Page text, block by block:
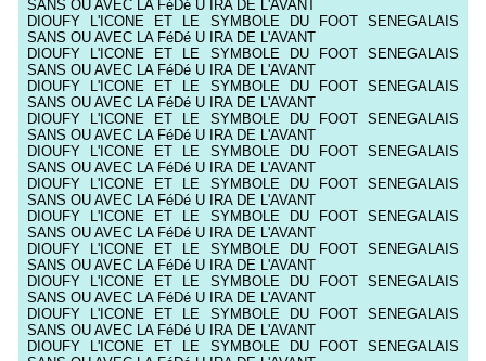
SANS OU AVEC LA FéDé U IRA DE L'AVANT
DIOUFY L'ICONE ET LE SYMBOLE DU FOOT SENEGALAIS
SANS OU AVEC LA FéDé U IRA DE L'AVANT
DIOUFY L'ICONE ET LE SYMBOLE DU FOOT SENEGALAIS
SANS OU AVEC LA FéDé U IRA DE L'AVANT
DIOUFY L'ICONE ET LE SYMBOLE DU FOOT SENEGALAIS
SANS OU AVEC LA FéDé U IRA DE L'AVANT
DIOUFY L'ICONE ET LE SYMBOLE DU FOOT SENEGALAIS
SANS OU AVEC LA FéDé U IRA DE L'AVANT
DIOUFY L'ICONE ET LE SYMBOLE DU FOOT SENEGALAIS
SANS OU AVEC LA FéDé U IRA DE L'AVANT
DIOUFY L'ICONE ET LE SYMBOLE DU FOOT SENEGALAIS
SANS OU AVEC LA FéDé U IRA DE L'AVANT
DIOUFY L'ICONE ET LE SYMBOLE DU FOOT SENEGALAIS
SANS OU AVEC LA FéDé U IRA DE L'AVANT
DIOUFY L'ICONE ET LE SYMBOLE DU FOOT SENEGALAIS
SANS OU AVEC LA FéDé U IRA DE L'AVANT
DIOUFY L'ICONE ET LE SYMBOLE DU FOOT SENEGALAIS
SANS OU AVEC LA FéDé U IRA DE L'AVANT
DIOUFY L'ICONE ET LE SYMBOLE DU FOOT SENEGALAIS
SANS OU AVEC LA FéDé U IRA DE L'AVANT
DIOUFY L'ICONE ET LE SYMBOLE DU FOOT SENEGALAIS